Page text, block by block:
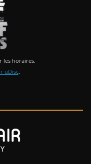
les horaires.
uDisc.